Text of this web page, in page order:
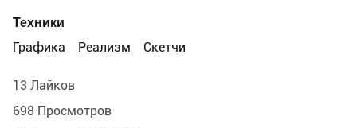
Техники
Графика
Реализм Скетчи
13 Лайков
698 Просмотров